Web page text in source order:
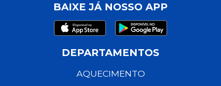
BAIXE JÁ NOSSO APP
DEPARTAMENTOS
AQUECIMENTO